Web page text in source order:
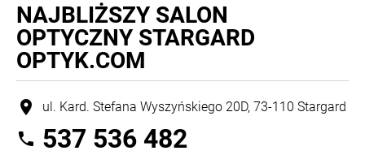
NAJBLIŻSZY SALON
OPTYCZNY STARGARD
OPTYK.COM
location_on ul. Kard. Stefana Wyszyńskiego 20D, 73-110 Stargard
phone 537 536 482